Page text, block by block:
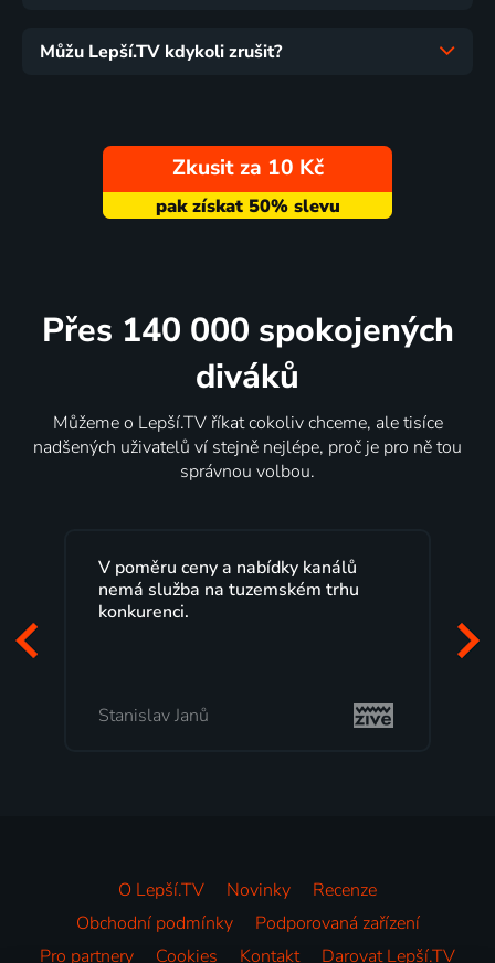
Můžu Lepší.TV kdykoli zrušit?
Zkusit za 10 Kč
Přes 140 000 spokojených
diváků
Můžeme o Lepší.TV říkat cokoliv chceme, ale tisíce
nadšených uživatelů ví stejně nejlépe, proč je pro ně tou
správnou volbou.
V poměru ceny a nabídky kanálů
nemá služba na tuzemském trhu
konkurenci.
Stanislav Janů
O Lepší.TV Novinky
Recenze
Obchodní podmínky
Podporovaná zařízení
Pro partnery
Cookies Kontakt Darovat Lepší.TV